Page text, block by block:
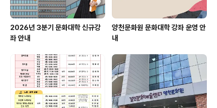
2026년 3분기 문화대학 신규강
좌 안내
양천문화원 문화대학 강좌 운영 안
내